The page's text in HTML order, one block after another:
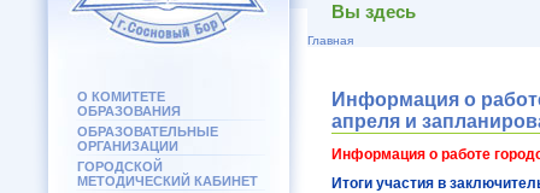
О КОМИТЕТЕ
ОБРАЗОВАНИЯ
ОБРАЗОВАТЕЛЬНЫЕ
ОРГАНИЗАЦИИ
ГОРОДСКОЙ
МЕТОДИЧЕСКИЙ КАБИНЕТ
Вы здесь
Главная
Информация о
апреля и
Информация о работе
Итоги участия в